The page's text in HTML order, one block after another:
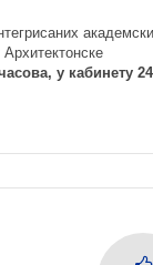
у кабинету